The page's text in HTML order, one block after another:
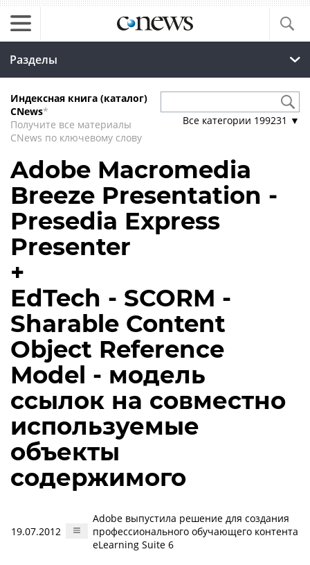
Разделы
Индексная книга (каталог)
CNews*
Получите все материалы
CNews по ключевому слову
Все категории 199231 ▼
Adobe Macromedia
Breeze Presentation -
Presedia Express
Presenter
+
EdTech - SCORM -
Sharable Content
Object Reference
Model - модель
ссылок на совместно
используемые
объекты
содержимого
19.07.2012
Adobe выпустила решение для создания
профессионального обучающего контента
eLearning Suite 6